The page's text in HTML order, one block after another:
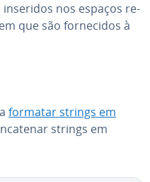
nos espaços re­
que são for­ne­ci­dos à
formatar strings em
strings em